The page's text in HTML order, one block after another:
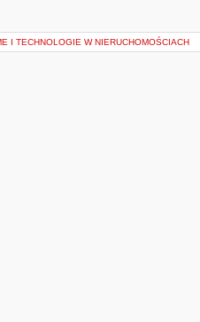
I TECHNOLOGIE W NIERUCHOMOŚCIACH